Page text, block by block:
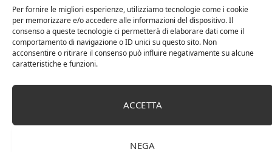
Per fornire le migliori esperienze, utilizziamo tecnologie come i cookie
per memorizzare e/o accedere alle informazioni del dispositivo. Il
consenso a queste tecnologie ci permetterà di elaborare dati come il
comportamento di navigazione o ID unici su questo sito. Non
acconsentire o ritirare il consenso può influire negativamente su alcune
caratteristiche e funzioni.
ACCETTA
NEGA
Chanson Pere & Fils – Chassagne Montrachet
(box 3 x 0,75l) Mr. Vino bianco